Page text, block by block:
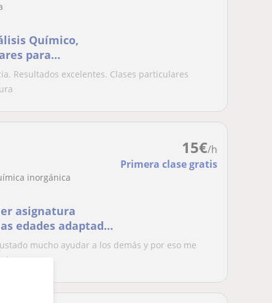
Químico,
para
Resultados excelentes. Clases particulares
15€/h
Primera clase gratis
inorgánica
asignatura
edades adaptado
mucho ayudar a los demás y por eso me